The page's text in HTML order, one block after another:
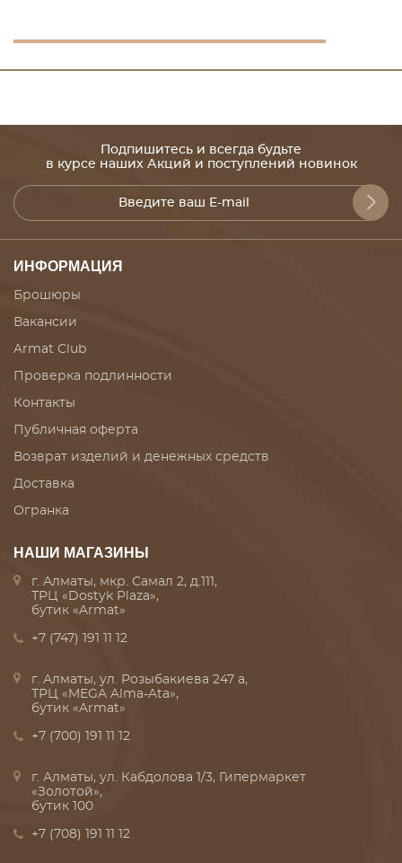
Подпишитесь и всегда будьте
в курсе наших Акций и поступлений новинок
ИНФОРМАЦИЯ
Брошюры
Вакансии
Armat Club
Проверка подлинности
Контакты
Публичная оферта
Возврат изделий и денежных средств
Доставка
Огранка
НАШИ МАГАЗИНЫ
г. Алматы, мкр. Самал 2, д.111,
ТРЦ «Dostyk Plaza»,
бутик «Armat»
+7 (747) 191 11 12
г. Алматы, ул. Розыбакиева 247 а,
ТРЦ «MEGA Alma-Ata»,
бутик «Armat»
+7 (700) 191 11 12
г. Алматы, ул. Кабдолова 1/3, Гипермаркет
«Золотой»,
бутик 100
+7 (708) 191 11 12